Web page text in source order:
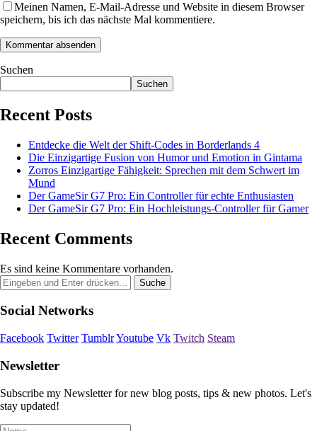
Meinen Namen, E-Mail-Adresse und Website in diesem Browser
speichern, bis ich das nächste Mal kommentiere.
Suchen
Suchen
Recent Posts
Entdecke die Welt der Shift-Codes in Borderlands 4
Die Einzigartige Fusion von Humor und Emotion in Gintama
Zorros Einzigartige Fähigkeit: Sprechen mit dem Schwert im
Mund
Der GameSir G7 Pro: Ein Controller für echte Enthusiasten
Der GameSir G7 Pro: Ein Hochleistungs-Controller für Gamer
Recent Comments
Es sind keine Kommentare vorhanden.
Social Networks
Facebook Twitter TumblrYoutube Vk Twitch Steam
Newsletter
Subscribe my Newsletter for new blog posts, tips & new photos. Let's
stay updated!